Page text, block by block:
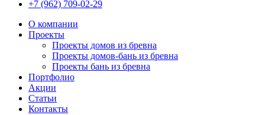
+7 (962) 709-02-29
О компании
Проекты
Проекты домов из бревна
Проекты домов-бань из бревна
Проекты бань из бревна
Портфолио
Акции
Статьи
Контакты